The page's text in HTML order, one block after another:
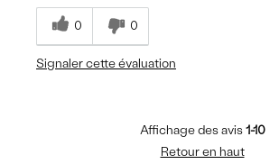
0 0
Signaler cette évaluation
Affichage des avis1-10
Retour en haut